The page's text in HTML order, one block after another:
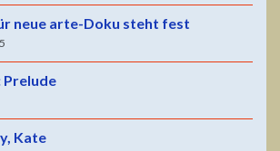
neue arte-Doku steht fest
Prelude
Kate